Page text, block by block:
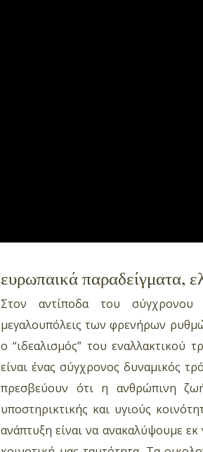
ευρωπαικά παραδείγματα,
Στον αντίποδα του σύγχρονου
μεγαλουπόλεις των φρενήρων
ο “ιδεαλισμός” του εναλλακτικού
είναι ένας σύγχρονος δυναμικός
πρεσβεύουν ότι η ανθρώπινη
υποστηρικτικής και υγιούς
ανάπτυξη είναι να ανακαλύψουμε